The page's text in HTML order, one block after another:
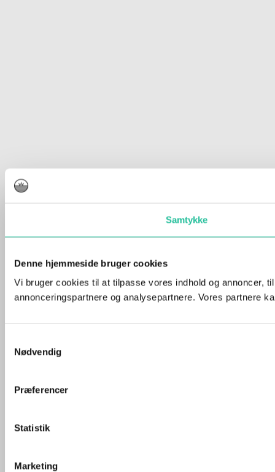
Samtykke
Denne hjemmeside bruger cookies
Vi bruger cookies til at tilpasse vores indhold og annoncer,
annonceringspartnere og analysepartnere. Vores partnere
Nødvendig
Præferencer
Statistik
Marketing